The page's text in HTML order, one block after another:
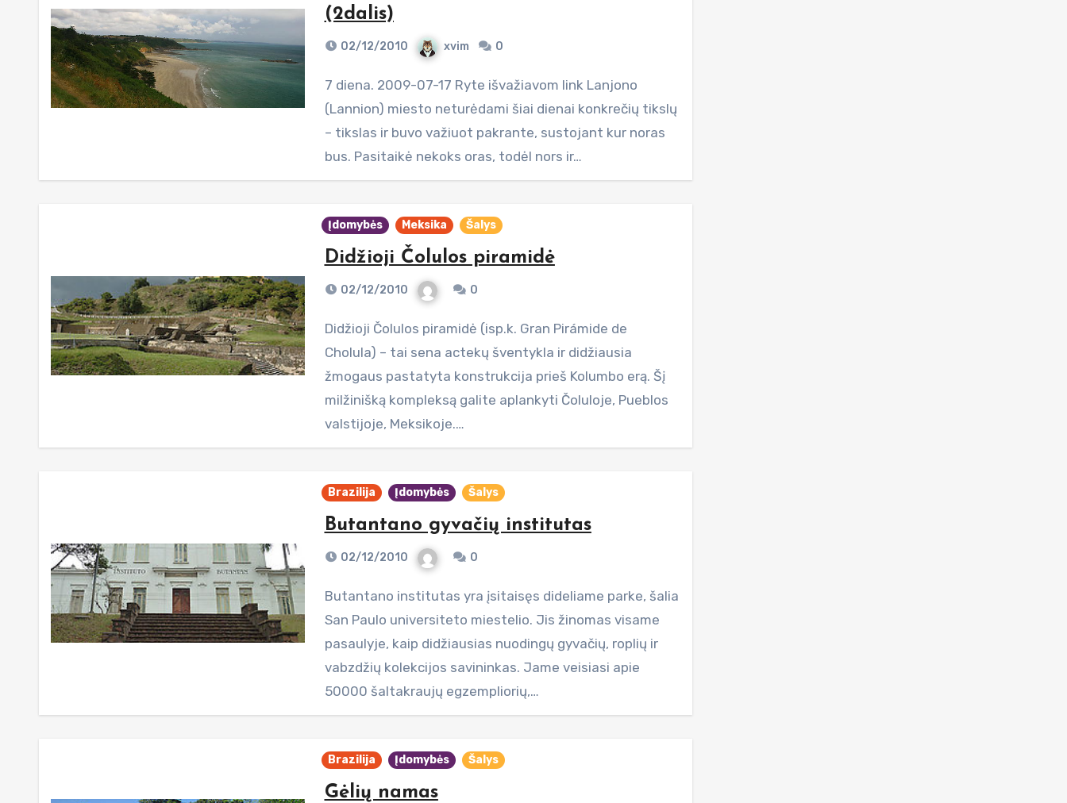
(2dalis)
02/12/2010 xvim 0
7 diena. 2009-07-17 Ryte išvažiavom link Lanjono
(Lannion) miesto neturėdami šiai dienai konkrečių tikslų
– tikslas ir buvo važiuot pakrante, sustojant kur noras
bus. Pasitaikė nekoks oras, todėl nors ir…
Įdomybės Meksika Šalys
Didžioji Čolulos piramidė
02/12/2010 0
Didžioji Čolulos piramidė (isp.k. Gran Pirámide de
Cholula) – tai sena actekų šventykla ir didžiausia
žmogaus pastatyta konstrukcija prieš Kolumbo erą. Šį
milžinišką kompleksą galite aplankyti Čoluloje, Pueblos
valstijoje, Meksikoje.…
Brazilija Įdomybės Šalys
Butantano gyvačių institutas
02/12/2010 0
Butantano institutas yra įsitaisęs dideliame parke, šalia
San Paulo universiteto miestelio. Jis žinomas visame
pasaulyje, kaip didžiausias nuodingų gyvačių, roplių ir
vabzdžių kolekcijos savininkas. Jame veisiasi apie
50000 šaltakraujų egzempliorių,…
Brazilija Įdomybės Šalys
Gėlių namas